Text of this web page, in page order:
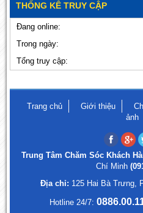
THỐNG KÊ TRUY CẬP
Đang online:
Trong ngày:
Tổng truy cập:
Trang chủ Giới thiệu
ảnh
Trung Tâm Chăm Sóc Khách
Chí Minh
Địa chỉ: 125 Hai Bà Trưng,
Hotline 24/7: